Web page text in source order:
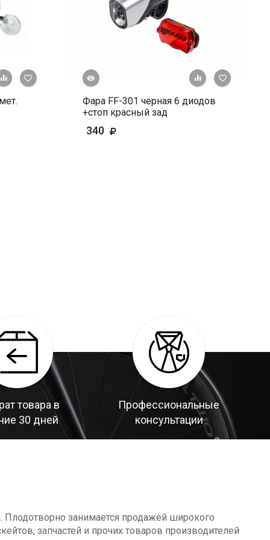
+ К сравнению
В избранное + К
просмотр
Фара FF-301 черная 6 диодов
+стоп красный зад
340
товара в
30 дней
Профессиональные
консультации
Плодотворно занимается продажей широкого
запчастей и прочих товаров производителей